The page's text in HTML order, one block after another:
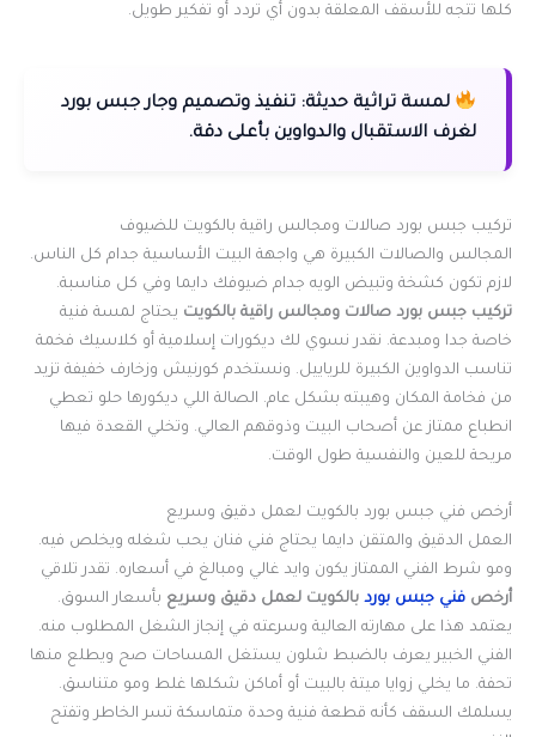
كلها تتجه للأسقف المعلقة بدون أي تردد أو تفكير طويل.
لمسة تراثية حديثة: تنفيذ وتصميم وجار جبس بورد
لغرف الاستقبال والدواوين بأعلى دقة.
تركيب جبس بورد صالات ومجالس راقية بالكويت للضيوف
المجالس والصالات الكبيرة هي واجهة البيت الأساسية جدام كل الناس.
لازم تكون كشخة وتبيض الويه جدام ضيوفك دايما وفي كل مناسبة.
تركيب جبس بورد صالات ومجالس راقية بالكويت يحتاج لمسة فنية
خاصة جدا ومبدعة. نقدر نسوي لك ديكورات إسلامية أو كلاسيك فخمة
تناسب الدواوين الكبيرة للرياييل. ونستخدم كورنيش وزخارف خفيفة تزيد
من فخامة المكان وهيبته بشكل عام. الصالة اللي ديكورها حلو تعطي
انطباع ممتاز عن أصحاب البيت وذوقهم العالي. وتخلي القعدة فيها
مريحة للعين والنفسية طول الوقت.
أرخص فني جبس بورد بالكويت لعمل دقيق وسريع
العمل الدقيق والمتقن دايما يحتاج فني فنان يحب شغله ويخلص فيه.
ومو شرط الفني الممتاز يكون وايد غالي ومبالغ في أسعاره. تقدر تلاقي
أرخص فني جبس بورد بالكويت لعمل دقيق وسريع بأسعار السوق.
يعتمد هذا على مهارته العالية وسرعته في إنجاز الشغل المطلوب منه.
الفني الخبير يعرف بالضبط شلون يستغل المساحات صح ويطلع منها
تحفة. ما يخلي زوايا ميتة بالبيت أو أماكن شكلها غلط ومو متناسق.
يسلمك السقف كأنه قطعة فنية وحدة متماسكة تسر الخاطر وتفتح